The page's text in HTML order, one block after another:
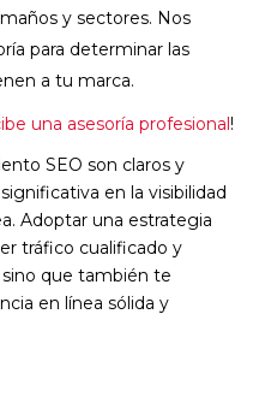
y sectores. Nos
para determinar las
a tu marca.
una asesoría profesional!
SEO son claros y
en la visibilidad
Adoptar una estrategia
tráfico cualificado y
que también te
en línea sólida y